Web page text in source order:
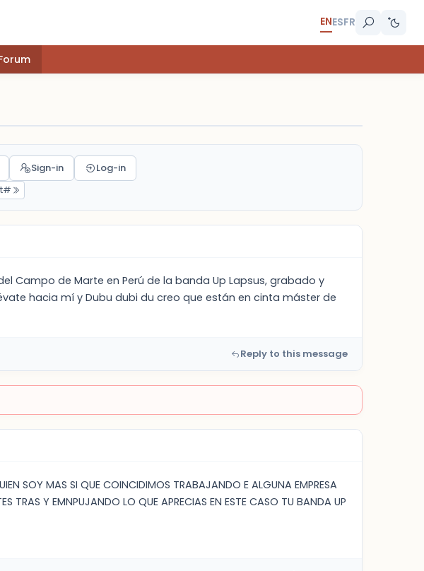
ENESFR
Sign-in
Log-in
Campo de Marte en Perú de la banda Up Lapsus, grabado y
hacia mí y Dubu dubi du creo que están en cinta máster de
Reply to this message
SOY MAS SI QUE COINCIDIMOS TRABAJANDO E ALGUNA EMPRESA
TRAS Y EMNPUJANDO LO QUE APRECIAS EN ESTE CASO TU BANDA UP